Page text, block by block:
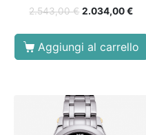
2.543,00€ 2.034,00€
Aggiungi al carrello